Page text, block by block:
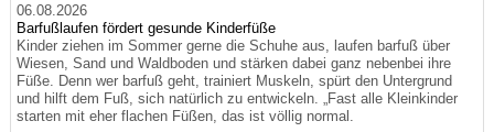
06.08.2026
Barfußlaufen fördert gesunde Kinderfüße
Kinder ziehen im Sommer gerne die Schuhe aus, laufen barfuß über
Wiesen, Sand und Waldboden und stärken dabei ganz nebenbei ihre
Füße. Denn wer barfuß geht, trainiert Muskeln, spürt den Untergrund
und hilft dem Fuß, sich natürlich zu entwickeln. „Fast alle Kleinkinder
starten mit eher flachen Füßen, das ist völlig normal.